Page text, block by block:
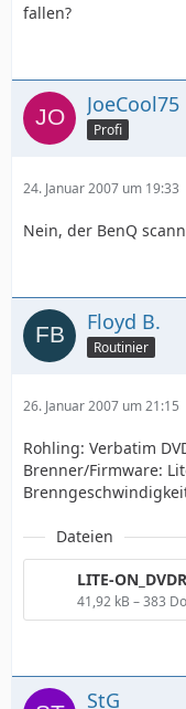
fallen?
JoeCool75
Profi
24. Januar 2007 um 19:33
Nein, der BenQ
Floyd B.
Routinier
26. Januar 2007 um 21:15
Rohling: Verbatim
Brenner/Firmware:
Dateien
41,92 kB – 383
StG